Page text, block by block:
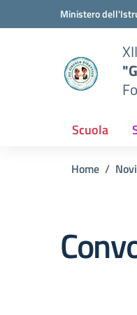
Vai ai contenuti
Vai al menu di navigazione
Ministero
Scuola
Home